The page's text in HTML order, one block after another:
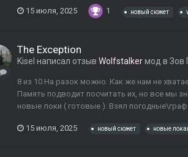
15 июля, 2025 1 новый сюжет
The Exception
Kisel написал отзыв Wolfstalkerмод в Зов
8 из 10 На разок можно. Как же нам не
Память подводит посчитать их, но все мы
новые локи ( готовые ). Взял
15 июля, 2025 новый сюжет новые